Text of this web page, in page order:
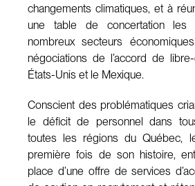
changements climatiques, et à
une table de concertation les
nombreux secteurs
négociations de l’accord de
États-Unis et le Mexique.
Conscient des problématiques
le déficit de personnel dans
toutes les régions du Québec,
première fois de son histoire,
place d’une offre de services